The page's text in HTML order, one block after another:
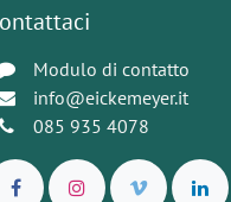
Modulo di contatto
info@eickemeyer.it
085 935 4078